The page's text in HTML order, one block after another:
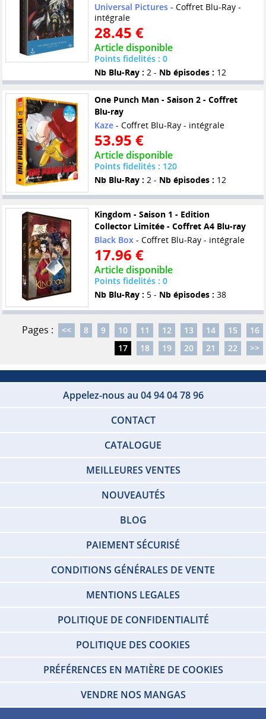
Universal Pictures- Coffret Blu-Ray -
intégrale
28.45 €
Article disponible
Points fidelités : 0
Nb Blu-Ray : 2 - Nb épisodes : 12
One Punch Man - Saison 2 - Coffret
Blu-ray
Kaze- Coffret Blu-Ray - intégrale
53.95 €
Article disponible
Points fidelités : 120
Nb Blu-Ray : 2 - Nb épisodes : 12
Kingdom - Saison 1 - Edition
Collector Limitée - Coffret A4 Blu-ray
Black Box- Coffret Blu-Ray - intégrale
17.96 €
Article disponible
Points fidelités : 0
Nb Blu-Ray : 5 - Nb épisodes : 38
Pages : << 8 9 10 11 12 13 14 15
16
17
18 19 20 21 22 >>
Appelez-nous au 04 94 04 78 96
CONTACT
CATALOGUE
MEILLEURES VENTES
NOUVEAUTÉS
BLOG
PAIEMENT SÉCURISÉ
CONDITIONS GÉNÉRALES DE VENTE
MENTIONS LEGALES
POLITIQUE DE CONFIDENTIALITÉ
POLITIQUE DES COOKIES
PRÉFÉRENCES EN MATIÈRE DE COOKIES
VENDRE NOS MANGAS